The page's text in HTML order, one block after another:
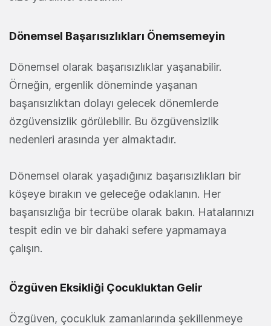
Dönemsel Başarısızlıkları Önemsemeyin
Dönemsel olarak başarısızlıklar yaşanabilir.
Örneğin, ergenlik döneminde yaşanan
başarısızlıktan dolayı gelecek dönemlerde
özgüvensizlik görülebilir. Bu özgüvensizlik
nedenleri arasında yer almaktadır.
Dönemsel olarak yaşadığınız başarısızlıkları bir
köşeye bırakın ve geleceğe odaklanın. Her
başarısızlığa bir tecrübe olarak bakın. Hatalarınızı
tespit edin ve bir dahaki sefere yapmamaya
çalışın.
Özgüven Eksikliği Çocukluktan Gelir
Özgüven, çocukluk zamanlarında şekillenmeye